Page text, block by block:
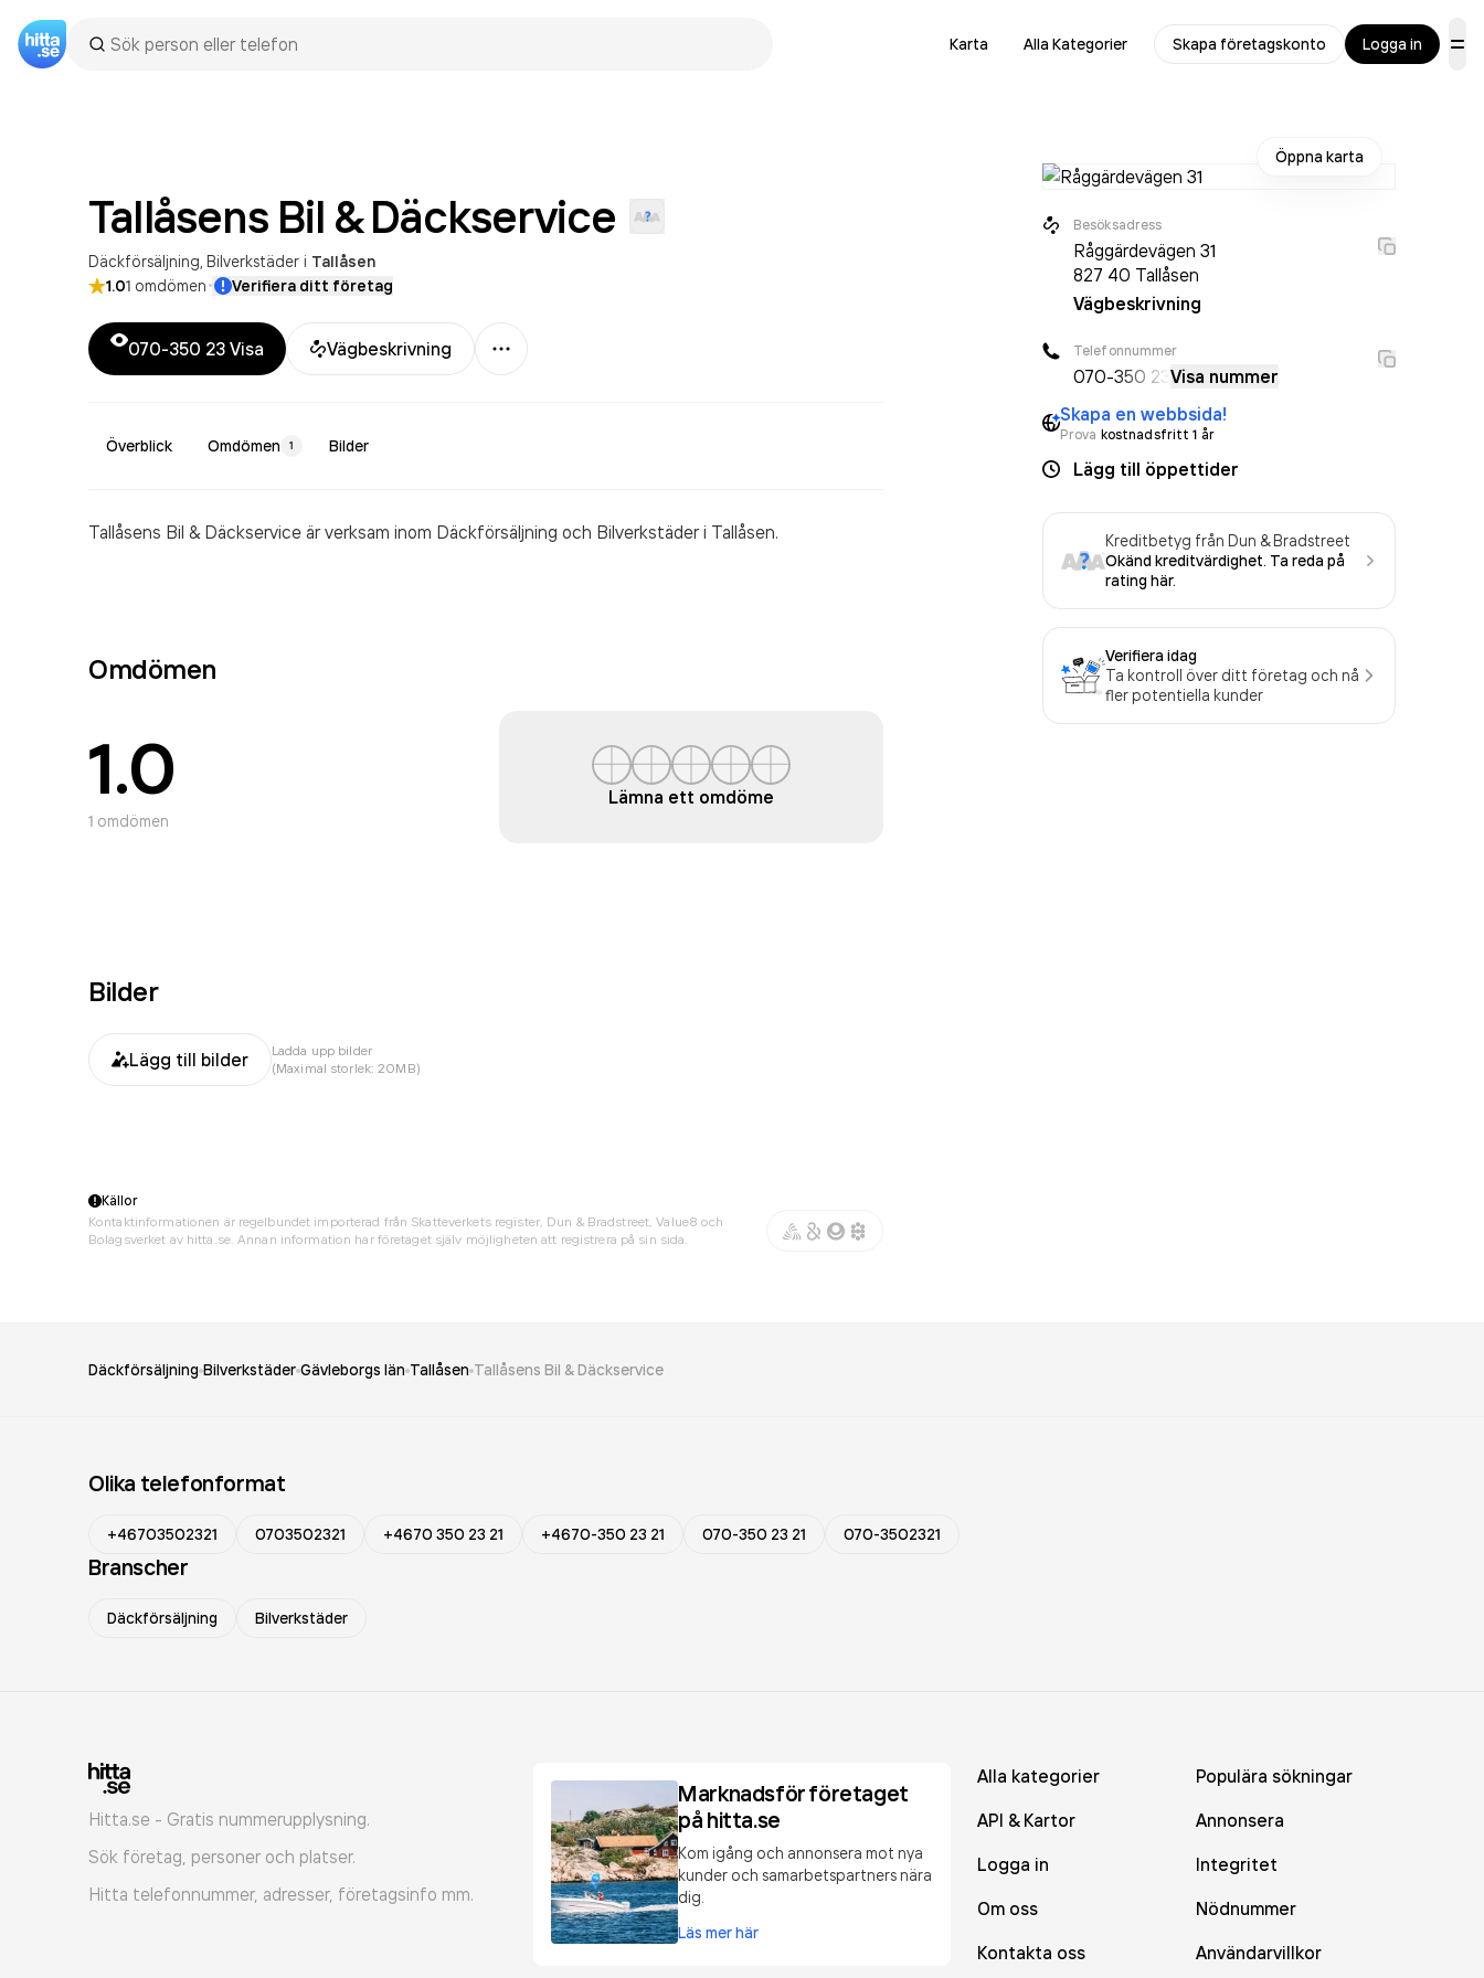
Karta Alla Kategorier Skapa företagskonto Logga in
Tallåsens Bil & Däckservice
Däckförsäljning Bilverkstäder i Tallåsen
1.01 omdömen· Verifiera ditt företag
070-350 23 Visa Vägbeskrivning
Mer
Överblick Omdömen 1 Bilder
Tallåsens Bil & Däckservice är verksam inom Däckförsäljning och Bilverkstäderi Tallåsen.
Omdömen
1.0
1 omdömen
Lämna ett omdöme
Bilder
Lägg till bilder
Ladda upp bilder
(Maximal storlek: 20MB)
Öppna karta
Besöksadress
Råggärdevägen 31
827 40 Tallåsen
Vägbeskrivning
Telefonnummer
070-350 23 Visa nummer
Skapa en webbsida!
Prova kostnadsfritt 1 år
Lägg till öppettider
Kreditbetyg från Dun & Bradstreet
Okänd kreditvärdighet. Ta reda på
rating här.
Verifiera idag
Ta kontroll över ditt företag och nå
fler potentiella kunder
Källor
Kontaktinformationen är regelbundet importerad från Skatteverkets register, Dun & Bradstreet, Value8 och
Bolagsverket av hitta.se. Annan information har företaget själv möjligheten att registrera på sin sida.
Däckförsäljning Bilverkstäder Gävleborgs län Tallåsen Tallåsens Bil & Däckservice
Olika telefonformat
+46703502321 0703502321 +4670 350 23 21 +4670-350 23 21 070-350 23 21 070-3502321
Branscher
Däckförsäljning Bilverkstäder
Hitta.se - Gratis nummerupplysning.
Sök företag, personer och platser.
Hitta telefonnummer, adresser, företagsinfo mm.
Marknadsför företaget
på hitta.se
Kom igång och annonsera mot nya
kunder och samarbetspartners nära
dig.
Läs mer här
Alla kategorier
Populära sökningar
API & Kartor
Annonsera
Logga in
Integritet
Om oss
Nödnummer
Kontakta oss
Användarvillkor